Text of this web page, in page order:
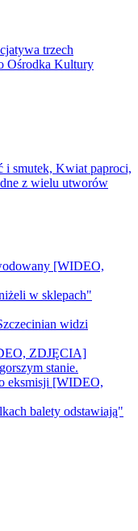
trzech
Ośrodka Kultury
i smutek, Kwiat paproci,
z wielu utworów
[WIDEO,
w sklepach"
widzi
ZDJĘCIA]
stanie.
eksmisji [WIDEO,
balety odstawiają"